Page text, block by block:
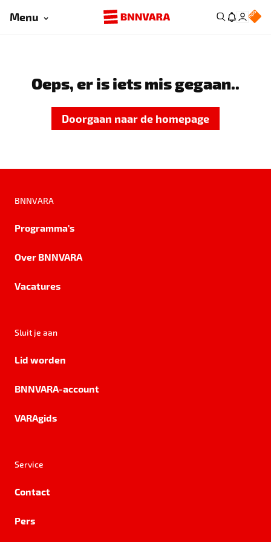
Menu
Oeps, er is iets mis gegaan..
Doorgaan naar de homepage
BNNVARA
Programma's
Over BNNVARA
Vacatures
Sluit je aan
Lid worden
BNNVARA-account
VARAgids
Service
Contact
Pers